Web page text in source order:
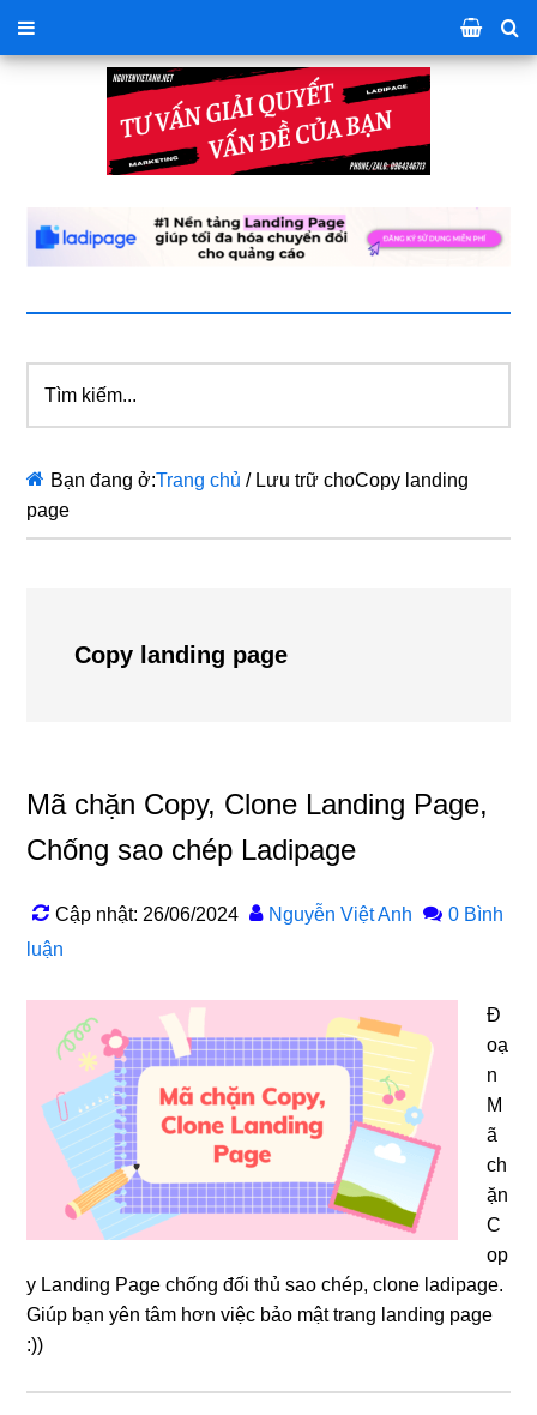
kiếm...
Bạn đang ở:Trang chủ /Lưu trữ choCopy landing
page
Copy landing page
Mã chặn Copy, Clone Landing Page,
Chống sao chép Ladipage
Cập nhật: 26/06/2024 Nguyễn Việt Anh
0 Bình
luận
Đ
oạ
n
M
ã
ch
ặn
C
op
y Landing Page chống đối thủ sao chép, clone ladipage.
Giúp bạn yên tâm hơn việc bảo mật trang landing page
:))